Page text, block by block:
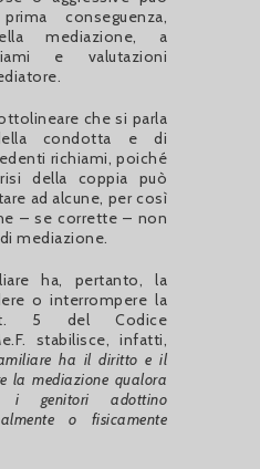
conseguenza,
mediazione, a
e valutazioni
che si parla
condotta e di
richiami, poiché
della coppia può
ad alcune, per così
– se corrette – non
mediazione.
ha, pertanto, la
o interrompere la
5 del Codice
stabilisce, infatti,
ha il diritto e il
la mediazione qualora
genitori adottino
o fisicamente